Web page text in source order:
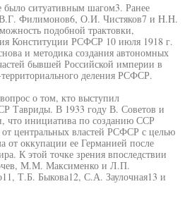
ситуативным шагом3. Ранее
В.Г. Филимонов6, О.И. Чистяков7 и H.H.
подобной трактовки,
Конституции РСФСР 10 июля 1918 г.
и методика создания автономных
бывшей Российской империи в
деления РСФСР.
о том, кто выступил
Тавриды. В 1933 году В. Советов и
инициатива по созданию ССР
центральных властей РСФСР с целью
от оккупации ее Германией после
К этой точке зрения впоследствии
М.М. Максименко и Л.П.
Т.Б. Быкова12, С.А. Заулочная13 и